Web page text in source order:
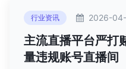
行业资讯 2026-
主流直播平台严打
量违规账号直播间